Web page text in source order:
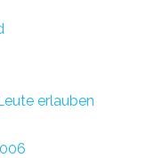
erlauben